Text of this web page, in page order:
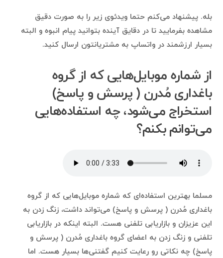
بله. پیشنهاد می‌کنم حتما ویدئوی زیر را به صورت دقیق
مشاهده بفرمایید تا در دقایق آینده بتوانید پیام انبوه و البته
بسیار ارزشمند در واتساپ به مشتریانتون ارسال کنید.
از شماره موبایل‌هایی که از گروه
باغداری مُدرن ( پرسش و پاسخ)
استخراج می‌شود، چه استفاده‌هایی
می‌توانم بکنم؟
مسلما بهترین استفاده‌ای که شماره موبایل‌هایی که از گروه
باغداری مُدرن ( پرسش و پاسخ) می‌تواند داشت، زنگ زدن به
این عزیزان و بازاریابی تلفنی هست. البته اینکه در بازاریابی
تلفنی و زنگ زدن به اعضای گروه باغداری مُدرن ( پرسش و
پاسخ) چه نکاتی رو رعایت کنیم گفتنی‌ها بسیار هست. اما